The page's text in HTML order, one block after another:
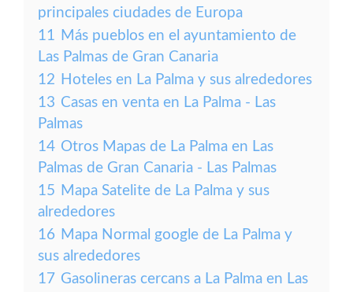
principales ciudades de Europa
11 Más pueblos en el ayuntamiento de
Las Palmas de Gran Canaria
12 Hoteles en La Palma y sus alrededores
13 Casas en venta en La Palma - Las
Palmas
14 Otros Mapas de La Palma en Las
Palmas de Gran Canaria - Las Palmas
15 Mapa Satelite de La Palma y sus
alrededores
16 Mapa Normal google de La Palma y
sus alrededores
17 Gasolineras cercans a La Palma en Las